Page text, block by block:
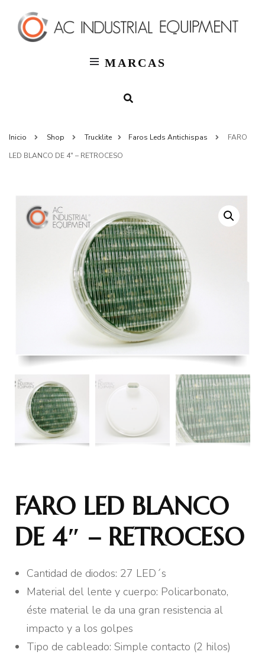
MARCAS
Inicio Shop Trucklite Faros Leds Antichispas
FARO
LED BLANCO DE 4″ – RETROCESO
FARO LED BLANCO
DE 4″ – RETROCESO
Cantidad de diodos: 27 LED´s
Material del lente y cuerpo: Policarbonato,
éste material le da una gran resistencia al
impacto y a los golpes
Tipo de cableado: Simple contacto (2 hilos)